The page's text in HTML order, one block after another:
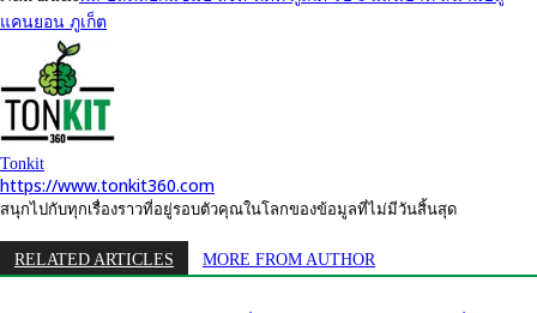
แคนยอน ภูเก็ต
Tonkit
https://www.tonkit360.com
สนุกไปกับทุกเรื่องราวที่อยู่รอบตัวคุณในโลกของข้อมูลที่ไม่มีวันสิ้นสุด
RELATED ARTICLES MORE FROM AUTHOR